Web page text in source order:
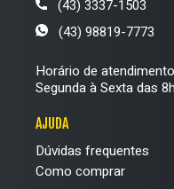
(43) 3337-1503
(43) 98819-7773
Horário de
Segunda à Sexta das
AJUDA
Dúvidas frequentes
Como comprar